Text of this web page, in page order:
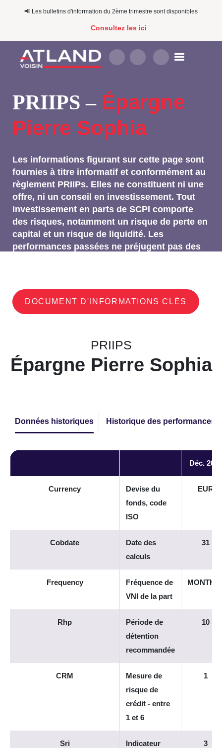
📢​​ Les bulletins d'information du 2ème trimestre sont disponibles
Consultez les ici
PRIIPS – Épargne
Pierre Sophia
Les informations figurant sur cette page sont
fournies à titre informatif et conformément au
règlement PRIIPs. Elles ne constituent ni une
offre, ni un conseil en investissement. Tout
investissement en parts de SCPI comporte
des risques, notamment un risque de perte en
capital et un risque de liquidité. Les
performances passées ne préjugent pas des
DOCUMENT D'INFORMATIONS CLÉS
PRIIPS
Épargne Pierre Sophia
Données historiques Historique des performances
Déc. 2025
Currency
Devise du
fonds, code
ISO
EUR
Cobdate
Date des
calculs
31
Frequency
Fréquence de
VNI de la part
Rhp
Période de
détention
recommandée
10
CRM
Mesure de
risque de
crédit - entre
1 et 6
1
Sri
Indicateur
3